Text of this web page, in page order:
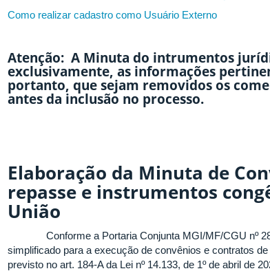
Como realizar cadastro como Usuário Externo
Atenção: A Minuta do intrumentos
exclusivamente, as informações
portanto, que sejam removidos os
antes da inclusão no processo.
Elaboração da Minuta de
repasse e instrumentos
União
Conforme a Portaria Conjunta MGI/MF/CGU nº 28,
simplificado para a execução de convênios e contratos
previsto no art. 184-A da Lei nº 14.133, de 1º de abril de